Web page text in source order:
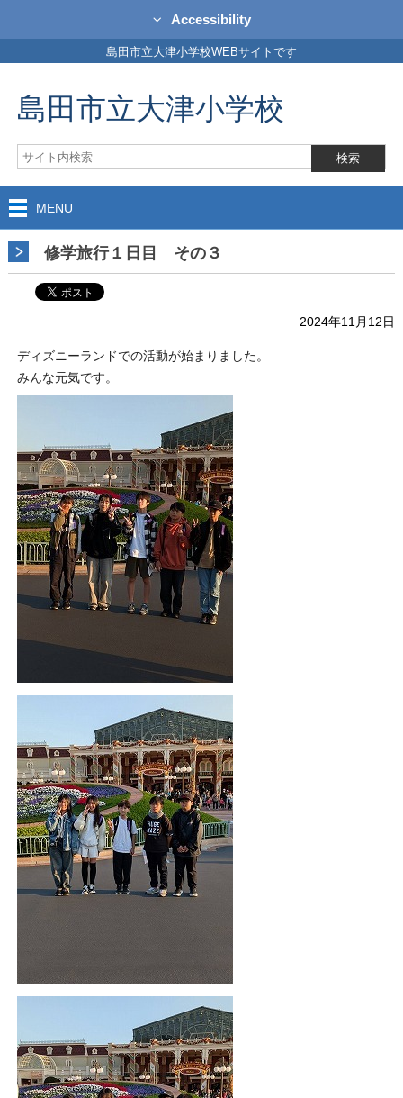
Accessibility
島田市立大津小学校WEBサイトです
島田市立大津小学校
MENU
修学旅行１日目 その３
2024年11月12日
ディズニーランドでの活動が始まりました。
みんな元気です。